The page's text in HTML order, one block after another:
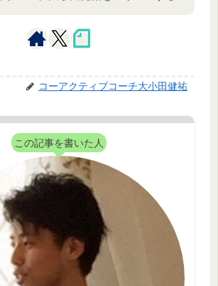
コーアクティブコーチ大小田健祐
この記事を書いた人